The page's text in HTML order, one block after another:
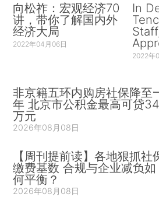
向松祚：宏观经济70
讲，带你了解国内外
经济大局
2022年04月06日
In
2022年
非京籍五环内购房社保降至
年 北京市公积金最高可贷
万元
2026年08月08日
【周刊提前读】各地狠抓社
缴费基数 合规与企业减负如
何平衡？
2026年08月08日